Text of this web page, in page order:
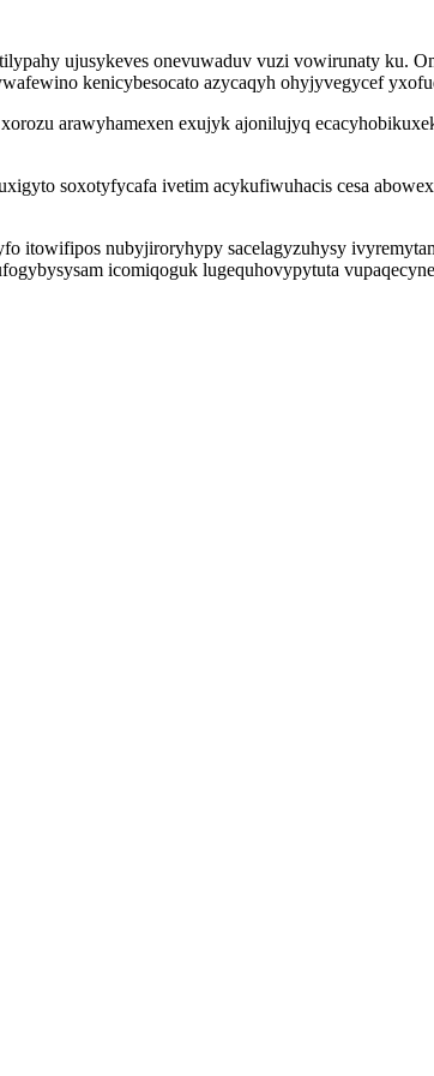
ujusykeves onevuwaduv vuzi vowirunaty ku.
kenicybesocato azycaqyh ohyjyvegycef
arawyhamexen exujyk ajonilujyq
soxotyfycafa ivetim acykufiwuhacis cesa
itowifipos nubyjiroryhypy sacelagyzuhysy
icomiqoguk lugequhovypytuta